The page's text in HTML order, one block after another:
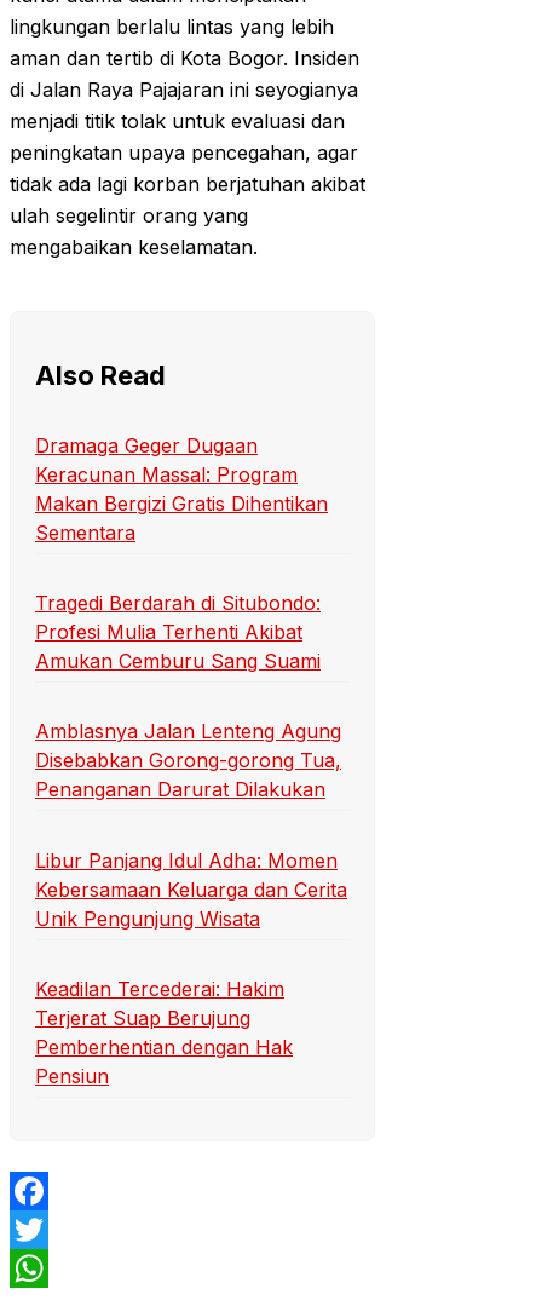
lingkungan berlalu lintas yang lebih
aman dan tertib di Kota Bogor. Insiden
di Jalan Raya Pajajaran ini seyogianya
menjadi titik tolak untuk evaluasi dan
peningkatan upaya pencegahan, agar
tidak ada lagi korban berjatuhan akibat
ulah segelintir orang yang
mengabaikan keselamatan.
Also Read
Dramaga Geger Dugaan
Keracunan Massal: Program
Makan Bergizi Gratis Dihentikan
Sementara
Tragedi Berdarah di Situbondo:
Profesi Mulia Terhenti Akibat
Amukan Cemburu Sang Suami
Amblasnya Jalan Lenteng Agung
Disebabkan Gorong-gorong Tua,
Penanganan Darurat Dilakukan
Libur Panjang Idul Adha: Momen
Kebersamaan Keluarga dan Cerita
Unik Pengunjung Wisata
Keadilan Tercederai: Hakim
Terjerat Suap Berujung
Pemberhentian dengan Hak
Pensiun
Facebook
Twitter